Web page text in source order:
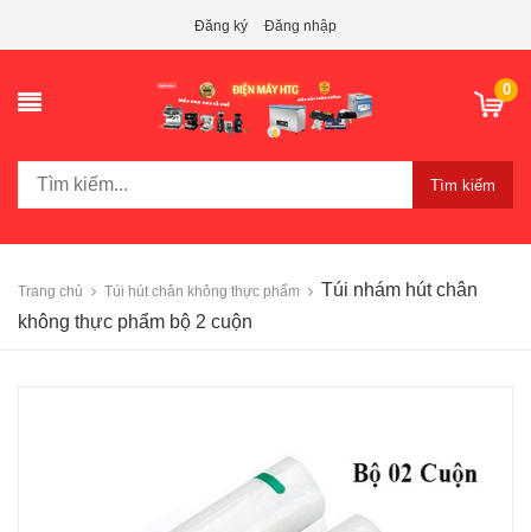
Đăng ký Đăng nhập
0
Tìm kiếm
Trang chủ Túi hút chân không thực phẩm
Túi nhám hút chân
không thực phẩm bộ 2 cuộn